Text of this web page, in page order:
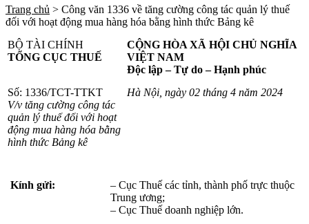
Trang chủ > Công văn 1336 về tăng cường công tác quản lý thuế
đối với hoạt động mua hàng hóa bằng hình thức Bảng kê
BỘ TÀI CHÍNH
TỔNG CỤC THUẾ
CỘNG HÒA XÃ HỘI CHỦ NGHĨA
VIỆT NAM
Độc lập – Tự do – Hạnh phúc
Số: 1336/TCT-TTKT
V/v tăng cường công tác
quản lý thuế đối với hoạt
động mua hàng hóa bằng
hình thức Bảng kê
Hà Nội, ngày 02 tháng 4 năm 2024
Kính gửi:
– Cục Thuế các tỉnh, thành phố trực thuộc
Trung ương;
– Cục Thuế doanh nghiệp lớn.